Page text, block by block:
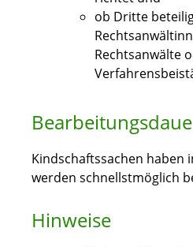
ob Dritte
Rechtsanwälte
Kindschaftssachen haben
werden schnellstmöglich
Hinweise